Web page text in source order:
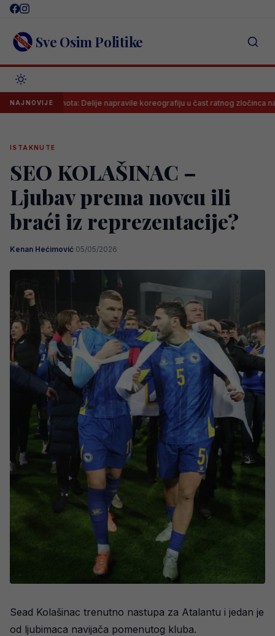
Skip
content Sve Osim Politike
NAJNOVIJE
sramota: Delije napravile koreografiju u čast ratnog zločinca na meču
ISTAKNUTE
SEO KOLAŠINAC –
Ljubav prema novcu ili
braći iz reprezentacije?
Kenan Hećimović·05/05/2026
Sead Kolašinac trenutno nastupa za Atalantu i jedan je
od ljubimaca navijača pomenutog kluba.